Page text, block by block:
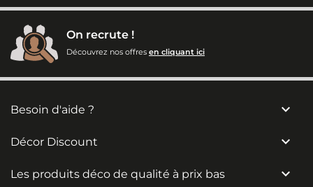
On recrute !
Découvrez nos offres en cliquant ici
Besoin d'aide ? 
Décor Discount 
Les produits déco de qualité à prix bas 